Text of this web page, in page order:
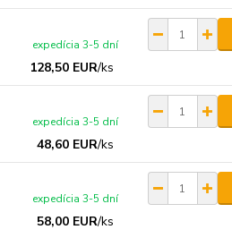
128,50 EUR/ks
expedícia 3-5 dní
48,60 EUR/ks
expedícia 3-5 dní
58,00 EUR/ks
expedícia 3-5 dní